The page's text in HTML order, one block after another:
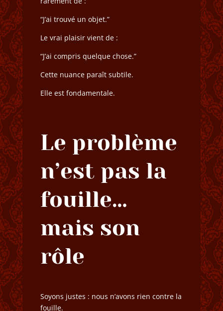
“J’ai trouvé un objet.”
Le vrai plaisir vient de :
“J’ai compris quelque chose.”
Cette nuance paraît subtile.
Elle est fondamentale.
Le problème
n’est pas la
fouille…
mais son
rôle
Soyons justes : nous n’avons rien contre la
fouille.